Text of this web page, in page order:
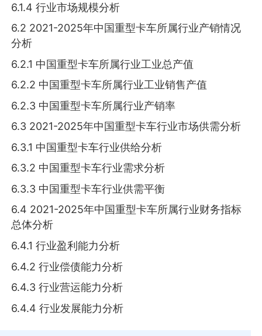
6.1.4 行业市场规模分析
6.2 2021-2025年中国重型卡车所属行业产销情况
分析
6.2.1 中国重型卡车所属行业工业总产值
6.2.2 中国重型卡车所属行业工业销售产值
6.2.3 中国重型卡车所属行业产销率
6.3 2021-2025年中国重型卡车行业市场供需分析
6.3.1 中国重型卡车行业供给分析
6.3.2 中国重型卡车行业需求分析
6.3.3 中国重型卡车行业供需平衡
6.4 2021-2025年中国重型卡车所属行业财务指标
总体分析
6.4.1 行业盈利能力分析
6.4.2 行业偿债能力分析
6.4.3 行业营运能力分析
6.4.4 行业发展能力分析